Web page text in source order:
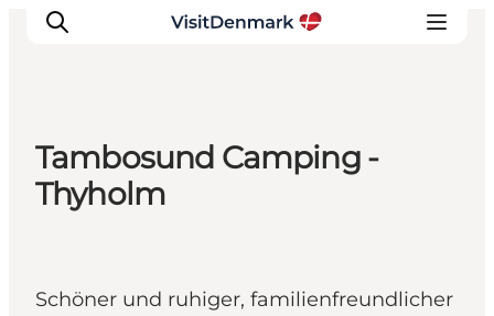
Inspiration
Regionen
Reiseplanung
Tambosund Camping -
Thyholm
Schöner und ruhiger, familienfreundlicher